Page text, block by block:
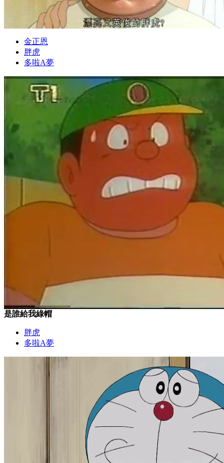
金正恩
胖虎
多啦A夢
是誰給我綠帽
胖虎
多啦A夢